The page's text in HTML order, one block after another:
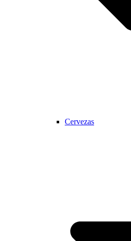
Cervezas